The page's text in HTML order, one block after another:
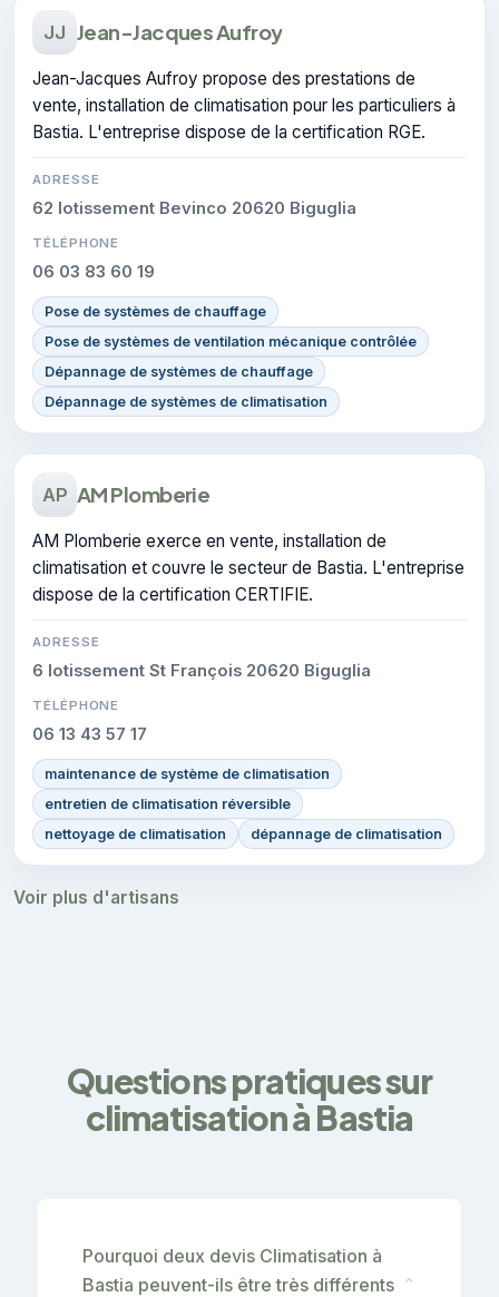
JJ Jean-Jacques Aufroy
Jean-Jacques Aufroy propose des prestations de
vente, installation de climatisation pour les particuliers à
Bastia. L'entreprise dispose de la certification RGE.
ADRESSE
62 lotissement Bevinco 20620 Biguglia
TÉLÉPHONE
06 03 83 60 19
Pose de systèmes de chauffage
Pose de systèmes de ventilation mécanique contrôlée
Dépannage de systèmes de chauffage
Dépannage de systèmes de climatisation
AP AM Plomberie
AM Plomberie exerce en vente, installation de
climatisation et couvre le secteur de Bastia. L'entreprise
dispose de la certification CERTIFIE.
ADRESSE
6 lotissement St François 20620 Biguglia
TÉLÉPHONE
06 13 43 57 17
maintenance de système de climatisation
entretien de climatisation réversible
nettoyage de climatisation
dépannage de climatisation
Voir plus d'artisans
Questions pratiques sur
climatisation à Bastia
Pourquoi deux devis Climatisation à
Bastia peuvent-ils être très différents ⌄